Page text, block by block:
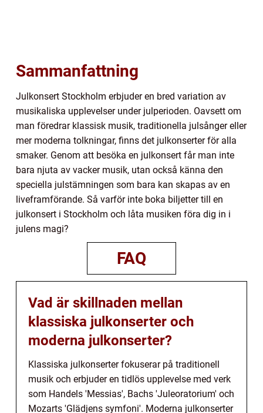
Sammanfattning
Julkonsert Stockholm erbjuder en bred variation av
musikaliska upplevelser under julperioden. Oavsett om
man föredrar klassisk musik, traditionella julsånger eller
mer moderna tolkningar, finns det julkonserter för alla
smaker. Genom att besöka en julkonsert får man inte
bara njuta av vacker musik, utan också känna den
speciella julstämningen som bara kan skapas av en
liveframförande. Så varför inte boka biljetter till en
julkonsert i Stockholm och låta musiken föra dig in i
julens magi?
FAQ
Vad är skillnaden mellan
klassiska julkonserter och
moderna julkonserter?
Klassiska julkonserter fokuserar på traditionell
musik och erbjuder en tidlös upplevelse med verk
som Handels 'Messias', Bachs 'Juleoratorium' och
Mozarts 'Glädjens symfoni'. Moderna julkonserter